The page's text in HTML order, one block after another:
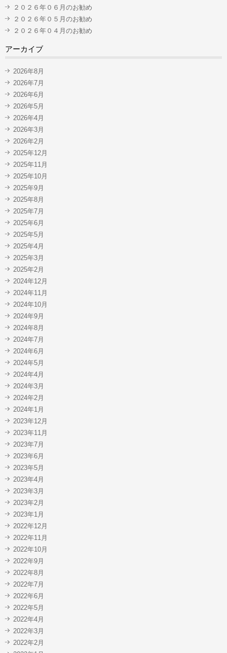
２０２６年０６月のお勧め
２０２６年０５月のお勧め
２０２６年０４月のお勧め
アーカイブ
2026年8月
2026年7月
2026年6月
2026年5月
2026年4月
2026年3月
2026年2月
2025年12月
2025年11月
2025年10月
2025年9月
2025年8月
2025年7月
2025年6月
2025年5月
2025年4月
2025年3月
2025年2月
2024年12月
2024年11月
2024年10月
2024年9月
2024年8月
2024年7月
2024年6月
2024年5月
2024年4月
2024年3月
2024年2月
2024年1月
2023年12月
2023年11月
2023年7月
2023年6月
2023年5月
2023年4月
2023年3月
2023年2月
2023年1月
2022年12月
2022年11月
2022年10月
2022年9月
2022年8月
2022年7月
2022年6月
2022年5月
2022年4月
2022年3月
2022年2月